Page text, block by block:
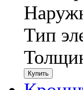
Тип
Купить